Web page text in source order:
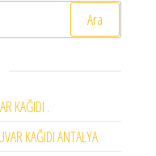
KAĞIDI .
KAĞIDI ANTALYA